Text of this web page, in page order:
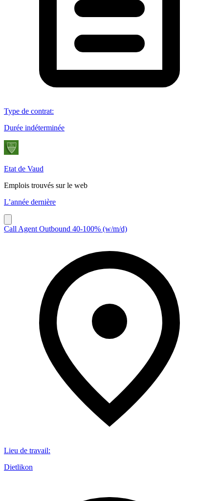
Type de contrat:
Durée indéterminée
Etat de Vaud
Emplois trouvés sur le web
L’année dernière
Call Agent Outbound 40-100% (w/m/d)
Lieu de travail:
Dietlikon